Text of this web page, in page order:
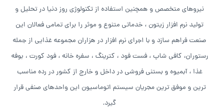
نیروهای متخصص و همچنین استفاده از تکنولوژی روز دنیا در تحلیل و
تولید نرم افزار زیتون ، خدماتی متنوع و موثر را برای تمامی فعالان این
صنعت فراهم سازد و با اجرای نرم افزار در هزاران مجموعه غذایی از جمله
رستوران، کافی شاپ ، فست فود ، کترینگ ، سفره خانه ، فود کورت ، بوفه
غذا ، آبمیوه و بستنی فروشی در داخل و خارج از کشور در رده مناسب
ترین و موفق ترین مجریان سیستم اتوماسیون این واحدهای صنفی قرار
گیرد.